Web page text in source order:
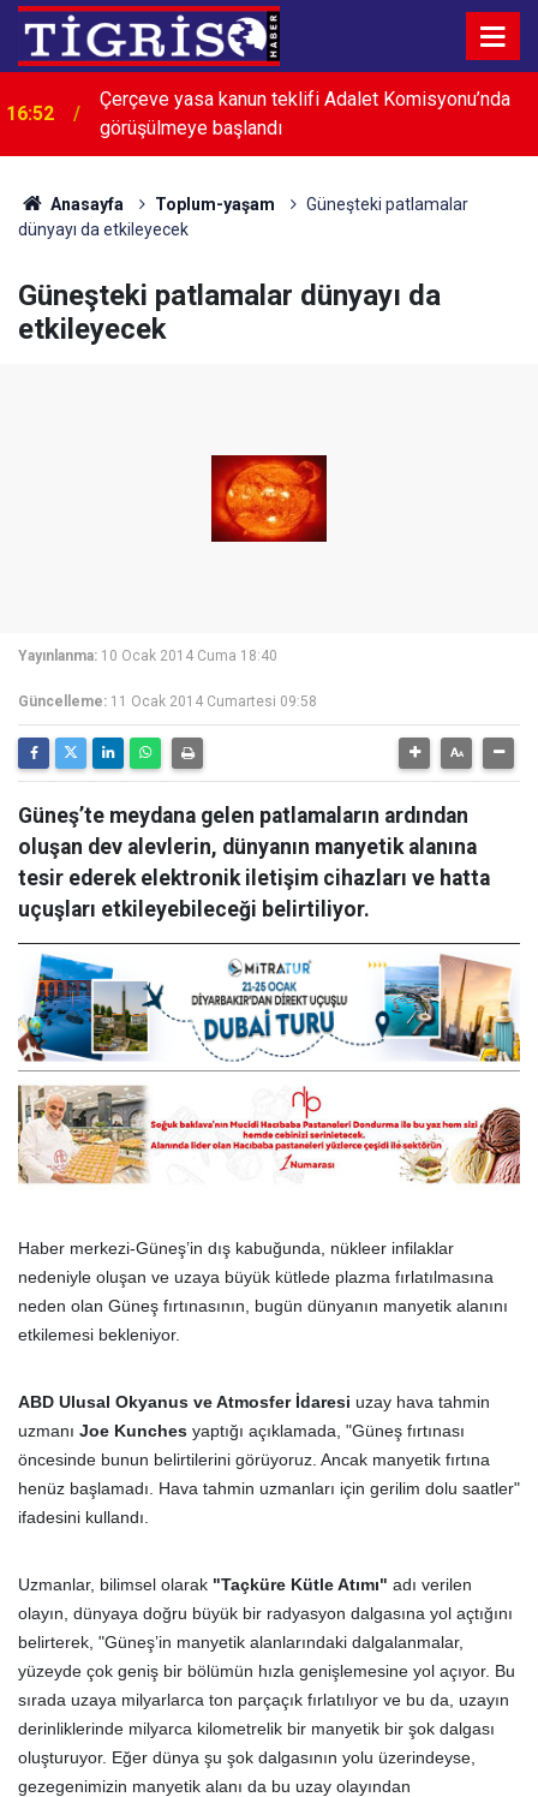
16:52
Çerçeve yasa kanun teklifi Adalet Komisyonu’nda
görüşülmeye başlandı
Anasayfa Toplum-yaşam
Güneşteki patlamalar
dünyayı da etkileyecek
Güneşteki patlamalar dünyayı da
etkileyecek
Yayınlanma: 10 Ocak 2014 Cuma 18:40
Güncelleme: 11 Ocak 2014 Cumartesi 09:58
Güneş’te meydana gelen patlamaların ardından
oluşan dev alevlerin, dünyanın manyetik alanına
tesir ederek elektronik iletişim cihazları ve hatta
uçuşları etkileyebileceği belirtiliyor.
Haber merkezi-Güneş’in dış kabuğunda, nükleer infilaklar
nedeniyle oluşan ve uzaya büyük kütlede plazma fırlatılmasına
neden olan Güneş fırtınasının, bugün dünyanın manyetik alanını
etkilemesi bekleniyor.
ABD Ulusal Okyanus ve Atmosfer İdaresi uzay hava tahmin
uzmanı Joe Kunches yaptığı açıklamada, "Güneş fırtınası
öncesinde bunun belirtilerini görüyoruz. Ancak manyetik fırtına
henüz başlamadı. Hava tahmin uzmanları için gerilim dolu saatler"
ifadesini kullandı.
Uzmanlar, bilimsel olarak "Taçküre Kütle Atımı" adı verilen
olayın, dünyaya doğru büyük bir radyasyon dalgasına yol açtığını
belirterek, "Güneş’in manyetik alanlarındaki dalgalanmalar,
yüzeyde çok geniş bir bölümün hızla genişlemesine yol açıyor. Bu
sırada uzaya milyarlarca ton parçaçık fırlatılıyor ve bu da, uzayın
derinliklerinde milyarca kilometrelik bir manyetik bir şok dalgası
oluşturuyor. Eğer dünya şu şok dalgasının yolu üzerindeyse,
gezegenimizin manyetik alanı da bu uzay olayından